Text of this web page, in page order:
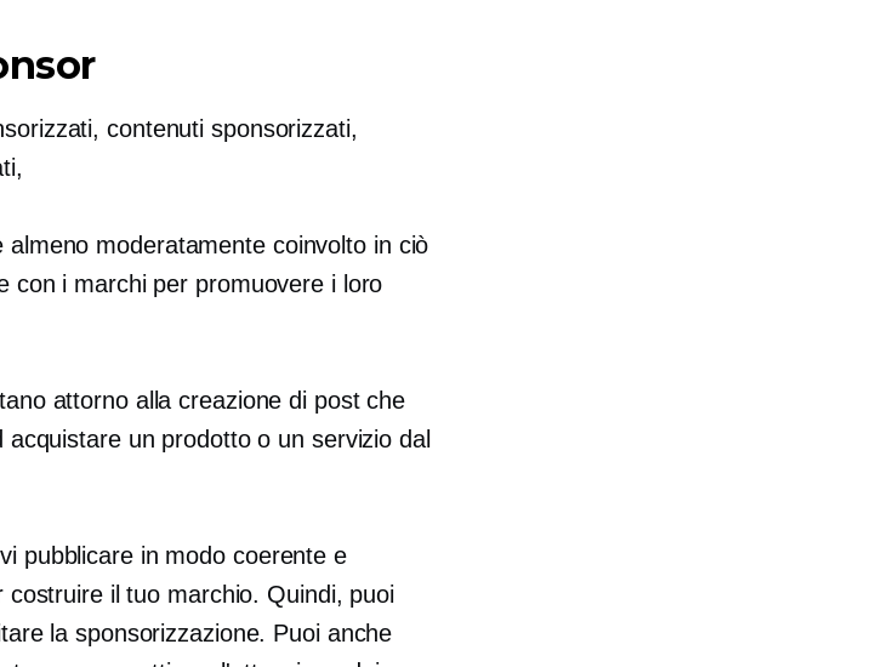
contenuti sponsorizzati,
moderatamente coinvolto in ciò
con i marchi per promuovere i loro
attorno alla creazione di post che
un prodotto o un servizio dal
pubblicare in modo coerente e
il tuo marchio. Quindi, puoi
la sponsorizzazione. Puoi anche